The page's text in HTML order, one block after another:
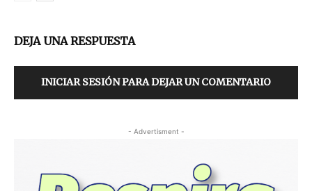
DEJA UNA RESPUESTA
INICIAR SESIÓN PARA DEJAR UN COMENTARIO
- Advertisment -